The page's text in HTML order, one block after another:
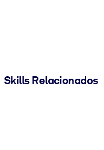
Skills Relacionados